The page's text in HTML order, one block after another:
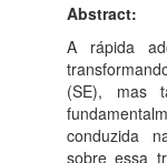
Abstract:
A rápida
(SE), mas
conduzida
sobre essa